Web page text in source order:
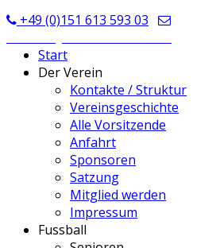
+49 (0)151 613 593 03
Start
Der Verein
Kontakte / Struktur
Vereinsgeschichte
Alle Vorsitzende
Anfahrt
Sponsoren
Satzung
Mitglied werden
Impressum
Fussball